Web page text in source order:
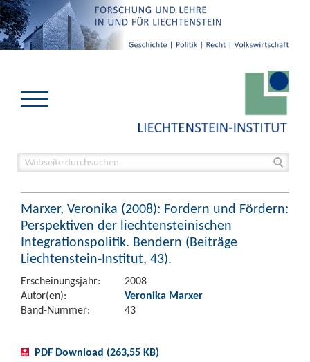
Marxer, Veronika (2008): Fordern und Fördern:
Perspektiven der liechtensteinischen
Integrationspolitik. Bendern (Beiträge
Liechtenstein-Institut, 43).
Erscheinungsjahr:
2008
Autor(en):
Veronika Marxer
Band-Nummer:
43
PDF Download (263,55 KB)